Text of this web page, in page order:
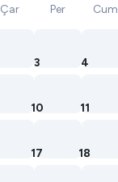
Çar Per Cum
3 4
10 11
17 18